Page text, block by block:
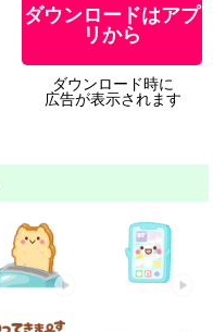
ダウンロードはアプ
リから
ダウンロード時に
広告が表示されます